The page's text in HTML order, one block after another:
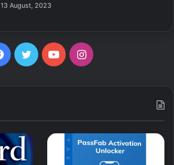
13 August, 2023
Facebook
TwitterYouTubeInstagram